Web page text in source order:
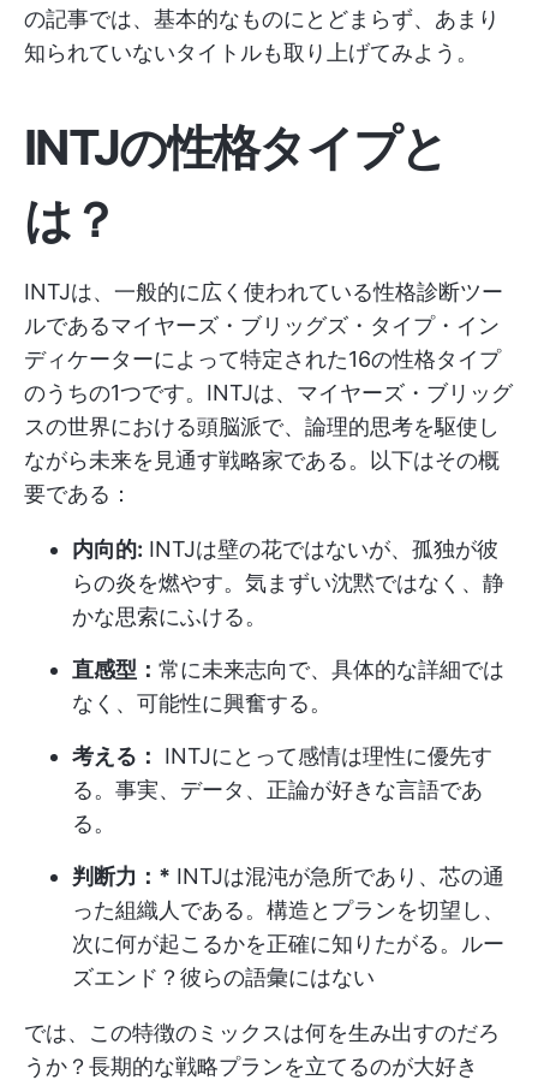
の記事では、基本的なものにとどまらず、あまり
知られていないタイトルも取り上げてみよう。
INTJの性格タイプと
は？
INTJは、一般的に広く使われている性格診断ツー
ルであるマイヤーズ・ブリッグズ・タイプ・イン
ディケーターによって特定された16の性格タイプ
のうちの1つです。INTJは、マイヤーズ・ブリッグ
スの世界における頭脳派で、論理的思考を駆使し
ながら未来を見通す戦略家である。以下はその概
要である：
内向的: INTJは壁の花ではないが、孤独が彼
らの炎を燃やす。気まずい沈黙ではなく、静
かな思索にふける。
直感型： 常に未来志向で、具体的な詳細では
なく、可能性に興奮する。
考える：
INTJにとって感情は理性に優先す
る。事実、データ、正論が好きな言語であ
る。
判断力：* INTJは混沌が急所であり、芯の通
った組織人である。構造とプランを切望し、
次に何が起こるかを正確に知りたがる。ルー
ズエンド？彼らの語彙にはない
では、この特徴のミックスは何を生み出すのだろ
うか？長期的な戦略プランを立てるのが大好き